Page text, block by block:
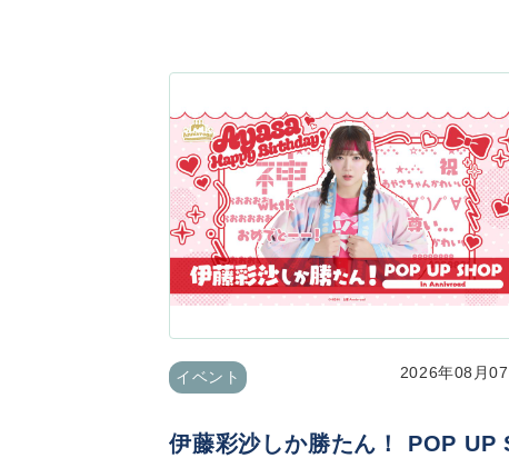
イベント 2026年08月07
伊藤彩沙しか勝たん！ POP UP